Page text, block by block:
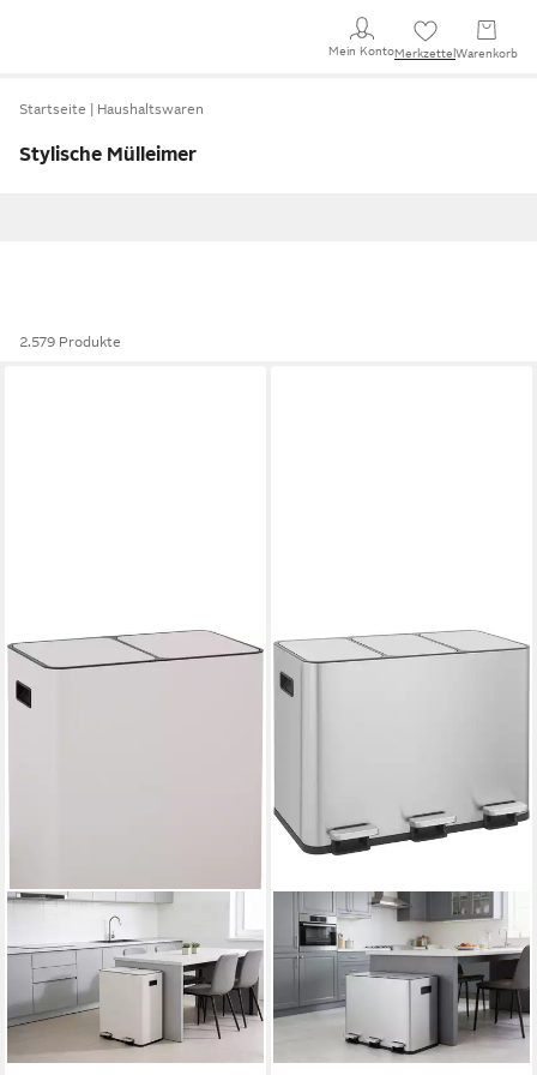
Mein KontoMerkzettel Warenkorb
Startseite Haushaltswaren
Stylische Mülleimer
2.579 Produkte